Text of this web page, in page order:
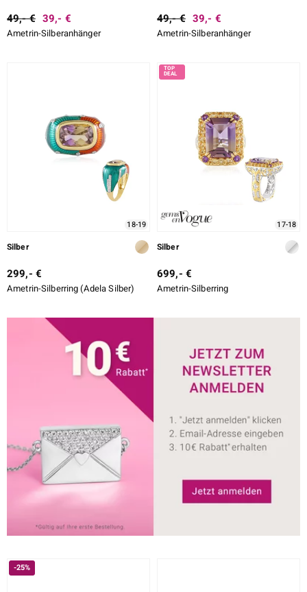
49,- € 39,- €
Ametrin-Silberanhänger
49,- € 39,- €
Ametrin-Silberanhänger
18-19
Silber
299,- €
Ametrin-Silberring (Adela Silber)
17-18
Silber
699,- €
Ametrin-Silberring
-25%